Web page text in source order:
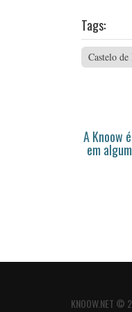
Tags:
Castelo
A Knoow
em
KNOOW.NET ©